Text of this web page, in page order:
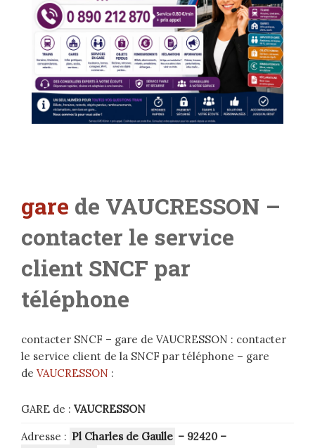
gare de VAUCRESSON –
contacter le service
client SNCF par
téléphone
contacter SNCF – gare de VAUCRESSON : contacter
le service client de la SNCF par téléphone – gare
de VAUCRESSON :
GARE de : VAUCRESSON
Adresse : Pl Charles de Gaulle – 92420 –